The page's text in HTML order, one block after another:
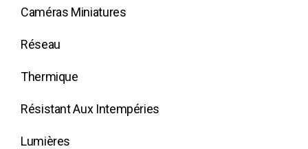
Caméras Miniatures
Réseau
Thermique
Résistant Aux Intempéries
Lumières